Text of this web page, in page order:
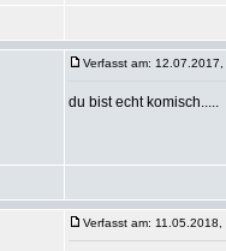
Verfasst am:
du bist echt komisch.....
Verfasst am: 11.05.2018,